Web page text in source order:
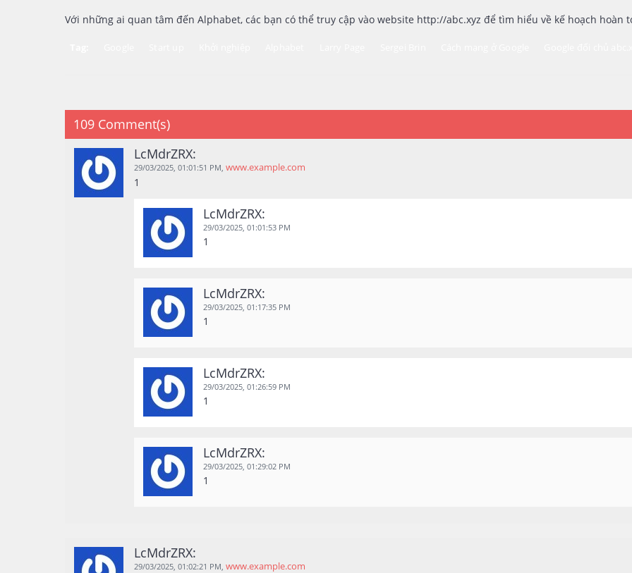
Với những ai quan tâm đến Alphabet, các bạn có thể truy cập vào website http://abc.xyz để tìm hiểu về kế hoạch hoàn
109 Comment(s)
LcMdrZRX:
29/03/2025, 01:01:51 PM www.example.com
1
LcMdrZRX:
29/03/2025, 01:01:53 PM
1
LcMdrZRX:
29/03/2025, 01:17:35 PM
1
LcMdrZRX:
29/03/2025, 01:26:59 PM
1
LcMdrZRX:
29/03/2025, 01:29:02 PM
1
LcMdrZRX:
29/03/2025, 01:02:21 PM www.example.com